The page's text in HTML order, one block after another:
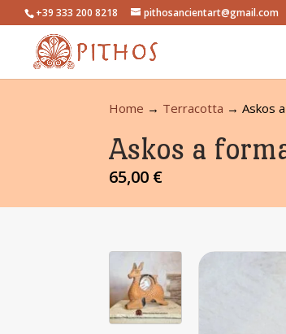
+39 333 200 8218 pithosancientart@gmail.com
Home → Terracotta → Askos
Askos a
65,00 €